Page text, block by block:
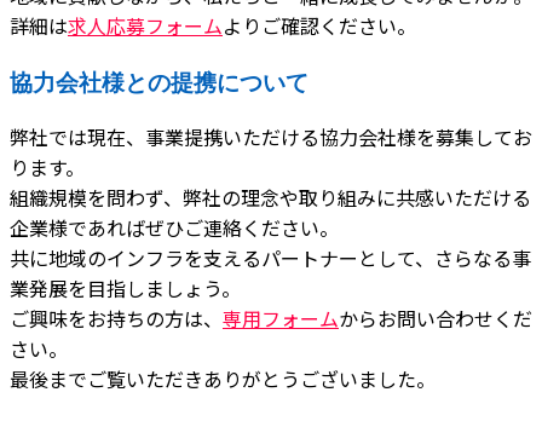
詳細は求人応募フォームよりご確認ください。
協力会社様との提携について
弊社では現在、事業提携いただける協力会社様を募集してお
ります。
組織規模を問わず、弊社の理念や取り組みに共感いただける
企業様であればぜひご連絡ください。
共に地域のインフラを支えるパートナーとして、さらなる事
業発展を目指しましょう。
ご興味をお持ちの方は、 専用フォームからお問い合わせくだ
さい。
最後までご覧いただきありがとうございました。